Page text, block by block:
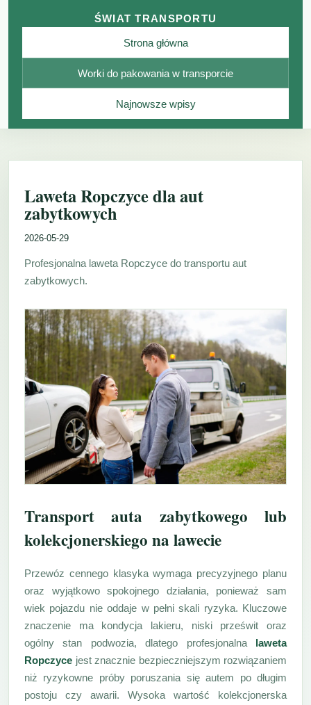
ŚWIAT TRANSPORTU
Strona główna
Worki do pakowania w transporcie
Najnowsze wpisy
Laweta Ropczyce dla aut
zabytkowych
2026-05-29
Profesjonalna laweta Ropczyce do transportu aut
zabytkowych.
Transport auta zabytkowego lub
kolekcjonerskiego na lawecie
Przewóz cennego klasyka wymaga precyzyjnego planu
oraz wyjątkowo spokojnego działania, ponieważ sam
wiek pojazdu nie oddaje w pełni skali ryzyka. Kluczowe
znaczenie ma kondycja lakieru, niski prześwit oraz
ogólny stan podwozia, dlatego profesjonalna laweta
Ropczyce jest znacznie bezpieczniejszym rozwiązaniem
niż ryzykowne próby poruszania się autem po długim
postoju czy awarii. Wysoka wartość kolekcjonerska